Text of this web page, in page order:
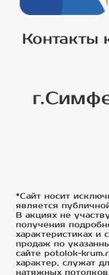
Контакты
*Сайт носит
является
В акциях не
получения
характеристиках и
продаж по
сайте potolok-
характер, служат
натяжных